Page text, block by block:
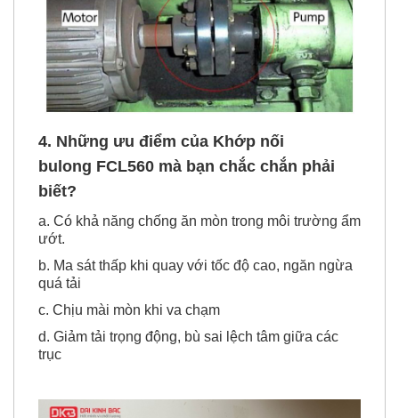
4. Những ưu điểm của Khớp nối
bulong FCL560 mà bạn chắc chắn phải
biết?
a. Có khả năng chống ăn mòn trong môi trường ẩm
ướt.
b. Ma sát thấp khi quay với tốc độ cao, ngăn ngừa
quá tải
c. Chịu mài mòn khi va chạm
d. Giảm tải trọng động, bù sai lệch tâm giữa các
trục